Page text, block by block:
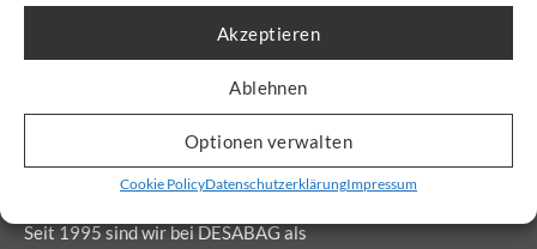
Akzeptieren
Ablehnen
Optionen verwalten
Cookie PolicyDatenschutzerklärungImpressum
Seit 1995 sind wir bei DESABAG als